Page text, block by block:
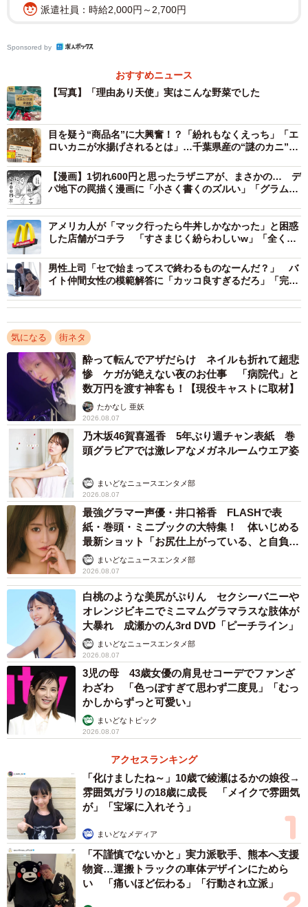
派遣社員：時給2,000円～2,700円
Sponsored by
おすすめニュース
【写真】「理由あり天使」実はこんな野菜でした
目を疑う“商品名”に大興奮！？「紛れもなくえっち」「エ
ロいカニが水揚げされるとは」…千葉県産の“謎のカニ”に
【漫画】1切れ600円と思ったラザニアが、まさかの… デ
パ地下の罠描く漫画に「小さく書くのズルい」「グラム売
アメリカ人が「マック行ったら牛丼しかなかった」と困惑
した店舗がコチラ 「すさまじく紛らわしいw」「全く同
男性上司「セで始まってスで終わるものなーんだ？」 バ
イト仲間女性の模範解答に「カッコ良すぎるだろ」「完璧
気になる 街ネタ
酔って転んでアザだらけ ネイルも折れて超悲
惨 ケガが絶えない夜のお仕事 「病院代」と
数万円を渡す神客も！【現役キャストに取材】
たかなし 亜妖
2026.08.07
乃木坂46賀喜遥香 5年ぶり週チャン表紙 巻
頭グラビアでは激レアなメガネルームウエア姿
まいどなニュースエンタメ部
2026.08.07
最強グラマー声優・井口裕香 FLASHで表
紙・巻頭・ミニブックの大特集！ 体いじめる
最新ショット「お尻仕上がっている、と自負し
ています」「いくつになっても理想の身体でい
たい」
まいどなニュースエンタメ部
2026.08.07
白桃のような美尻がぷりん セクシーバニーや
オレンジビキニでミニマムグラマラスな肢体が
大暴れ 成瀬かのん3rd DVD「ピーチライン」
まいどなニュースエンタメ部
2026.08.07
3児の母 43歳女優の肩見せコーデでファンざ
わざわ 「色っぽすぎて思わず二度見」「むっ
かしからずっと可愛い」
まいどなトピック
2026.08.07
アクセスランキング
「化けましたね～」10歳で綾瀬はるかの娘役→
雰囲気ガラリの18歳に成長 「メイクで雰囲気
が」「宝塚に入れそう」
まいどなメディア
「不謹慎でないかと」実力派歌手、熊本へ支援
物資…運搬トラックの車体デザインにためら
い 「痛いほど伝わる」「行動され立派」